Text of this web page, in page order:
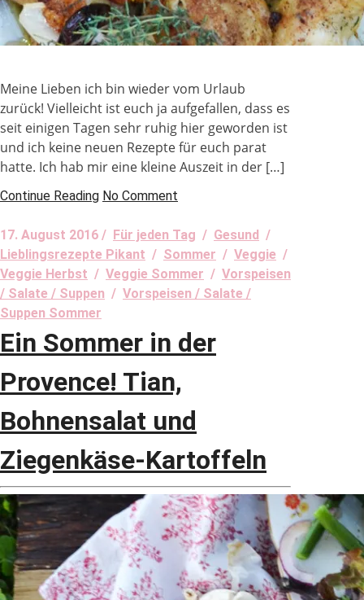
Meine Lieben ich bin wieder vom Urlaub
zurück! Vielleicht ist euch ja aufgefallen, dass es
seit einigen Tagen sehr ruhig hier geworden ist
und ich keine neuen Rezepte für euch parat
hatte. Ich hab mir eine kleine Auszeit in der […]
Continue Reading No Comment
17. August 2016 / Für jeden Tag / Gesund /
Lieblingsrezepte Pikant / Sommer / Veggie /
Veggie Herbst / Veggie Sommer / Vorspeisen
/ Salate / Suppen / Vorspeisen / Salate /
Suppen Sommer
Ein Sommer in der
Provence! Tian,
Bohnensalat und
Ziegenkäse-Kartoffeln